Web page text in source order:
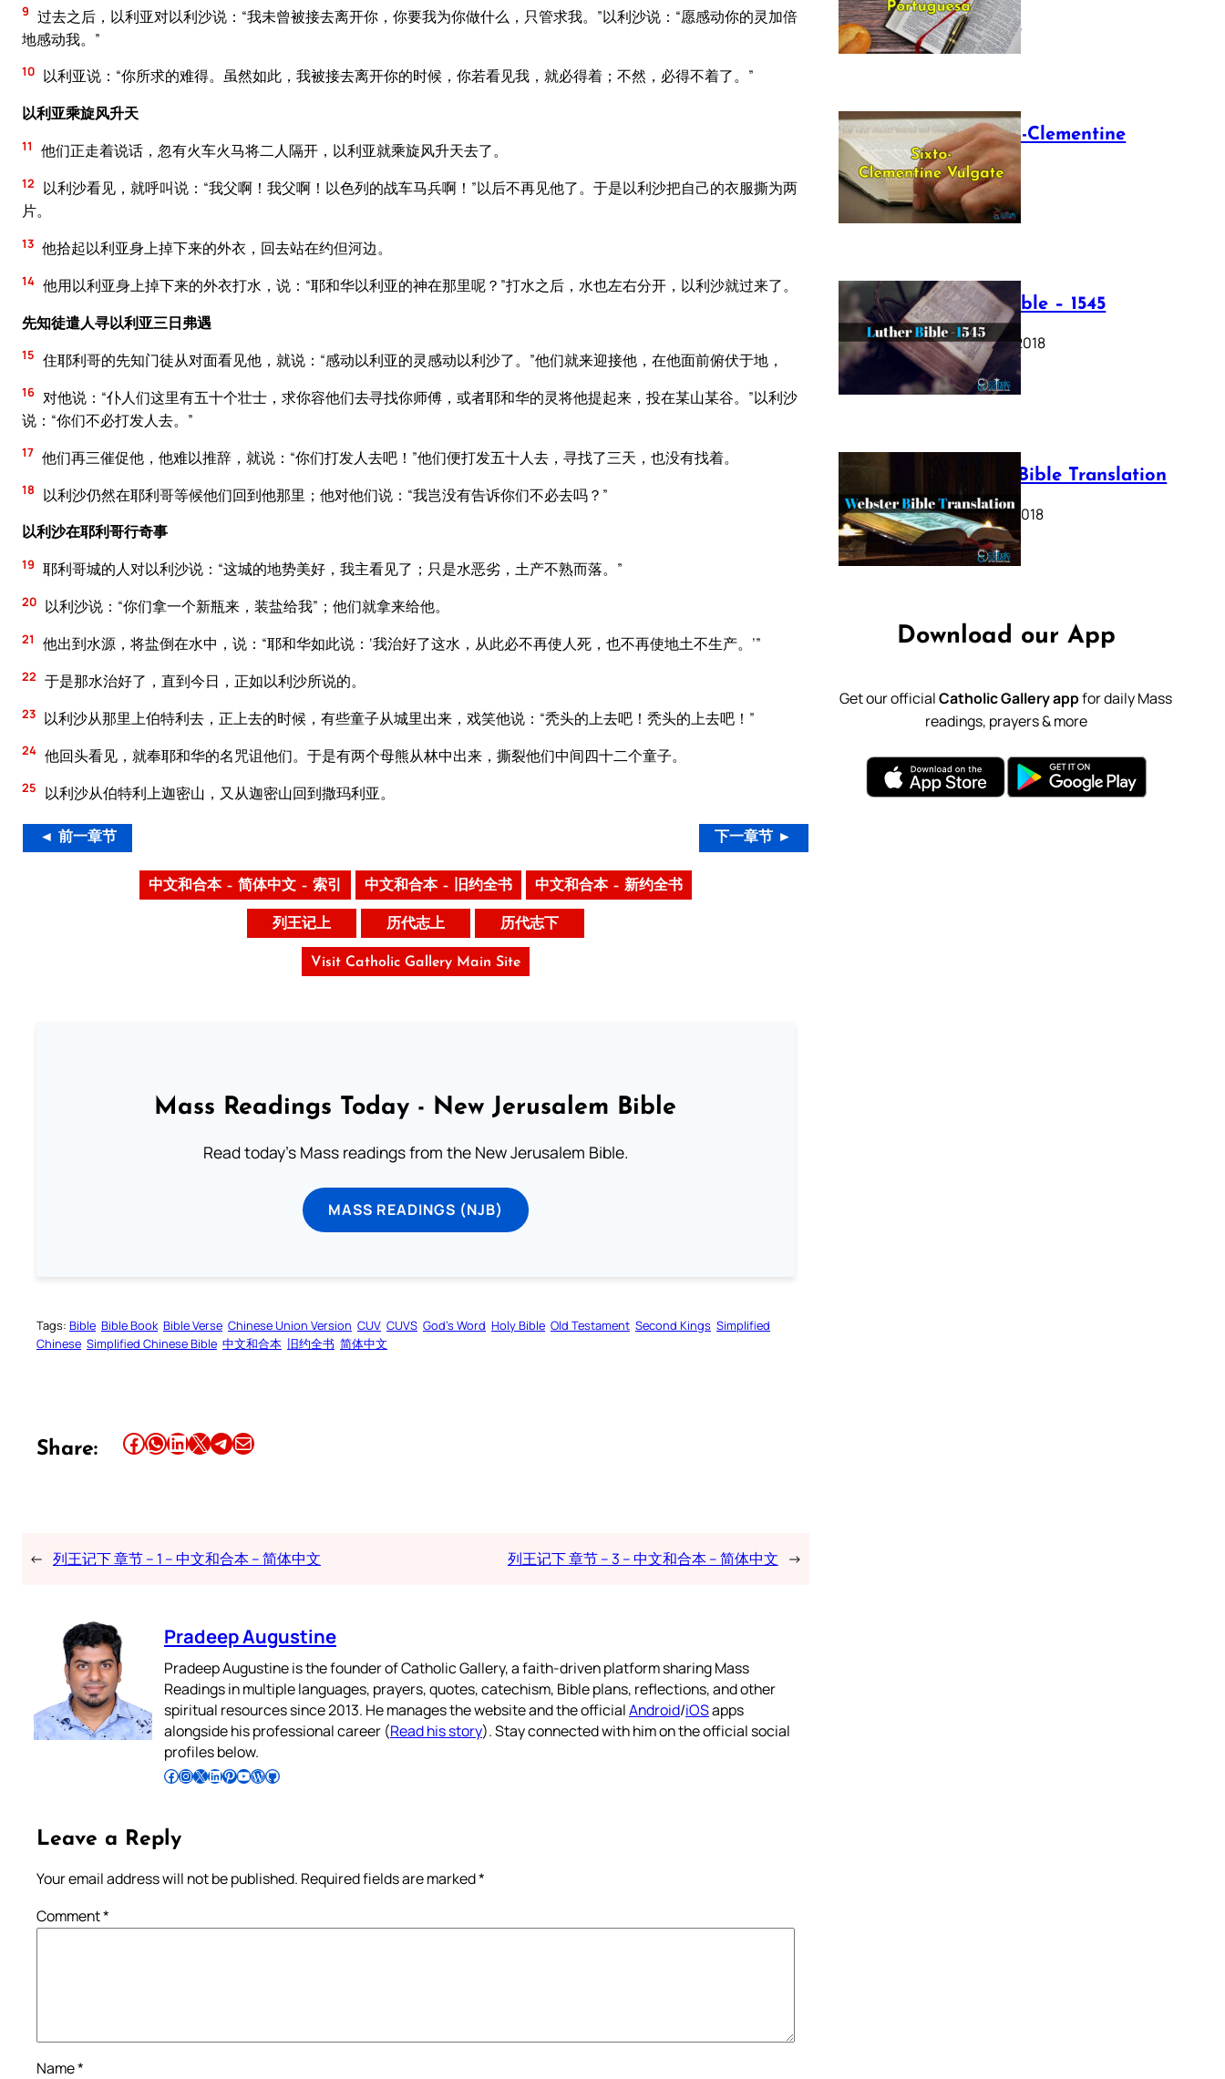
9 过去之后，以利亚对以利沙说：“我未曾被接去离开你，你要我为你做什么，只管求我。”以利沙说：“愿感动你的灵加倍
地感动我。”
10 以利亚说：“你所求的难得。虽然如此，我被接去离开你的时候，你若看见我，就必得着；不然，必得不着了。”
以利亚乘旋风升天
11 他们正走着说话，忽有火车火马将二人隔开，以利亚就乘旋风升天去了。
12
以利沙看见，就呼叫说：“我父啊！我父啊！以色列的战车马兵啊！”以后不再见他了。于是以利沙把自己的衣服撕为两
片。
13 他拾起以利亚身上掉下来的外衣，回去站在约但河边。
14 他用以利亚身上掉下来的外衣打水，说：“耶和华以利亚的神在那里呢？”打水之后，水也左右分开，以利沙就过来了。
先知徒遣人寻以利亚三日弗遇
15 住耶利哥的先知门徒从对面看见他，就说：“感动以利亚的灵感动以利沙了。”他们就来迎接他，在他面前俯伏于地，
16 对他说：“仆人们这里有五十个壮士，求你容他们去寻找你师傅，或者耶和华的灵将他提起来，投在某山某谷。”以利沙
说：“你们不必打发人去。”
17 他们再三催促他，他难以推辞，就说：“你们打发人去吧！”他们便打发五十人去，寻找了三天，也没有找着。
18
以利沙仍然在耶利哥等候他们回到他那里；他对他们说：“我岂没有告诉你们不必去吗？”
以利沙在耶利哥行奇事
19 耶利哥城的人对以利沙说：“这城的地势美好，我主看见了；只是水恶劣，土产不熟而落。”
20 以利沙说：“你们拿一个新瓶来，装盐给我”；他们就拿来给他。
21 他出到水源，将盐倒在水中，说：“耶和华如此说：‘我治好了这水，从此必不再使人死，也不再使地土不生产。’”
22 于是那水治好了，直到今日，正如以利沙所说的。
23 以利沙从那里上伯特利去，正上去的时候，有些童子从城里出来，戏笑他说：“秃头的上去吧！秃头的上去吧！”
24 他回头看见，就奉耶和华的名咒诅他们。于是有两个母熊从林中出来，撕裂他们中间四十二个童子。
25 以利沙从伯特利上迦密山，又从迦密山回到撒玛利亚。
◄ 前一章节 下一章节 ►
中文和合本 – 简体中文 – 索引 中文和合本 – 旧约全书 中文和合本 – 新约全书
列王记上 历代志上 历代志下
Visit Catholic Gallery Main Site
Mass Readings Today - New Jerusalem Bible
Read today's Mass readings from the New Jerusalem Bible.
MASS READINGS (NJB)
Tags: Bible Bible Book Bible Verse Chinese Union Version CUV CUVS God’s Word Holy Bible Old Testament Second Kings Simplified
Chinese Simplified Chinese Bible 中文和合本 旧约全书 简体中文
Share: Share this article on Facebook Share this article on WhatsApp Share this article on LinkedIn Share this article on X Share this article on TelegramEmail this Article
← 列王记下 章节 – 1 – 中文和合本 – 简体中文 列王记下 章节 – 3 – 中文和合本 – 简体中文 →
Pradeep Augustine
Pradeep Augustine is the founder of Catholic Gallery, a faith-driven platform sharing Mass
Readings in multiple languages, prayers, quotes, catechism, Bible plans, reflections, and other
spiritual resources since 2013. He manages the website and the officialAndroid/iOSapps
alongside his professional career (Read his story). Stay connected with him on the official social
profiles below.
Follow Pradeep on Facebook Follow Pradeep on InstagramFollow Pradeep on X Follow Pradeep on LinkedIn Follow Pradeep on Pinterest Subscribe to Pradeep’s Youtube Channel Follow Pradeep on WordPress Follow Pradeep on GitHub
Leave a Reply
Your email address will not be published. Required fields are marked*
Comment*
Name*
July 16, 2025
The Sixto-Clementine
Vulgate
July 12, 2025
Luther Bible – 1545
October 17, 2018
Webster Bible Translation
October 11, 2018
Download our App
Get our officialCatholic Gallery appfor daily Mass
readings, prayers & more